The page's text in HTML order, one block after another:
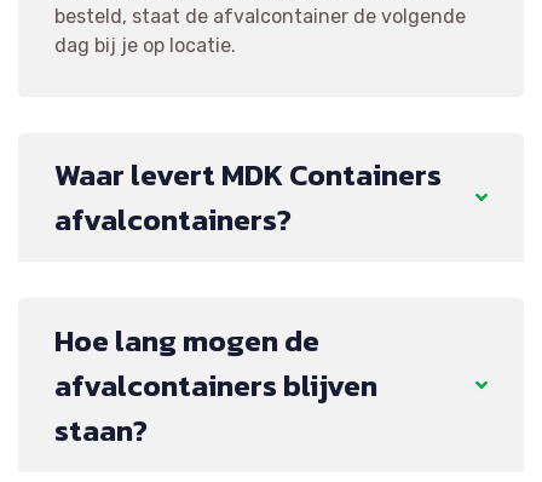
besteld, staat de afvalcontainer de volgende
dag bij je op locatie.
Waar levert MDK Containers
afvalcontainers?
Hoe lang mogen de
afvalcontainers blijven
staan?